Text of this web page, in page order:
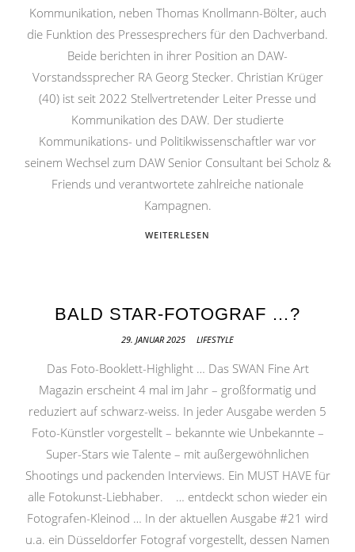
Kommunikation, neben Thomas Knollmann-Bölter, auch
die Funktion des Pressesprechers für den Dachverband.
Beide berichten in ihrer Position an DAW-
Vorstandssprecher RA Georg Stecker. Christian Krüger
(40) ist seit 2022 Stellvertretender Leiter Presse und
Kommunikation des DAW. Der studierte
Kommunikations- und Politikwissenschaftler war vor
seinem Wechsel zum DAW Senior Consultant bei Scholz &
Friends und verantwortete zahlreiche nationale
Kampagnen.
WEITERLESEN
BALD STAR-FOTOGRAF …?
29. JANUAR 2025 LIFESTYLE
Das Foto-Booklett-Highlight … Das SWAN Fine Art
Magazin erscheint 4 mal im Jahr – großformatig und
reduziert auf schwarz-weiss. In jeder Ausgabe werden 5
Foto-Künstler vorgestellt – bekannte wie Unbekannte –
Super-Stars wie Talente – mit außergewöhnlichen
Shootings und packenden Interviews. Ein MUST HAVE für
alle Fotokunst-Liebhaber. … entdeckt schon wieder ein
Fotografen-Kleinod … In der aktuellen Ausgabe #21 wird
u.a. ein Düsseldorfer Fotograf vorgestellt, dessen Namen